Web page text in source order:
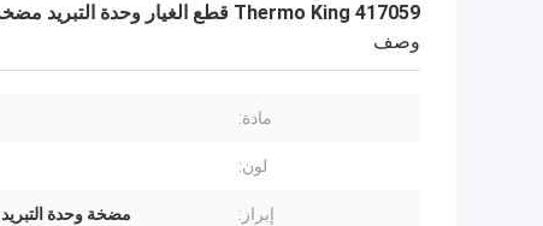
417059 Thermo King قطع الغيار وحدة التبريد مضخة الوقود قطع الغيار الأصلية
وصف
مادة:
لون:
إبراز: مضخة وحدة التبريد Thermo King